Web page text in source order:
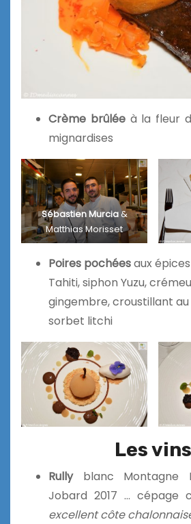
Crème brûléeà la fleur
mignardises
Sébastien Murcia&
Matthias Morisset
Poires pochéesaux
Tahiti, siphon Yuzu,
gingembre, croustillant
sorbet litchi
Les vins
Rullyblanc Montagne
Jobard 2017 … cépage
excellent côte